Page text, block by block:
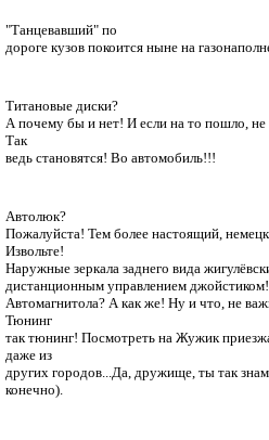
"Танцевавший" по
дороге кузов покоится ныне на
Титановые диски?
А почему бы и нет! И если на то пошло,
Так
ведь становятся! Во автомобиль!!!
Автолюк?
Пожалуйста! Тем более настоящий,
Извольте!
Наружные зеркала заднего вида
дистанционным управлением
Автомагнитола? А как же! Ну и что, не
Тюнинг
так тюнинг! Посмотреть на Жужик
даже из
других городов...Да, дружище, ты так
конечно).